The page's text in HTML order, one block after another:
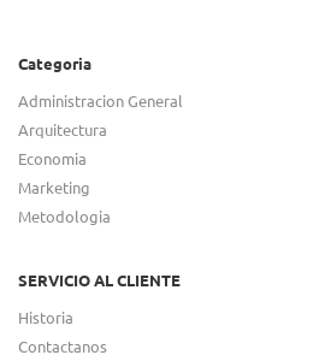
Categoria
Administracion General
Arquitectura
Economia
Marketing
Metodologia
SERVICIO AL CLIENTE
Historia
Contactanos